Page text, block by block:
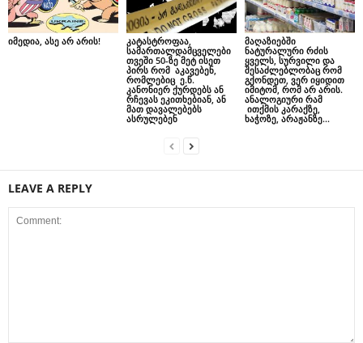
იმედია, ასე არ არის!
კატასტროფაა,
სამართალდამცველები
თვეში 50-ზე მეტ ისეთ
პირს რომ აკავებენ,
რომლებიც ე.წ.
კანონიერ ქურდებს ან
რჩევას ეკითხებიან, ან
მათ დავალებებს
ასრულებენ
მაღაზიებში
ნატურალური რძის
ყველს, სურვილი და
შესაძლებლობაც რომ
გქონდეთ, ვერ იყიდით
იმიტომ, რომ არ არის.
ანალოგიური რამ
ითქმის კარაქზე,
ხაჭოზე, არაჟანზე…
LEAVE A REPLY